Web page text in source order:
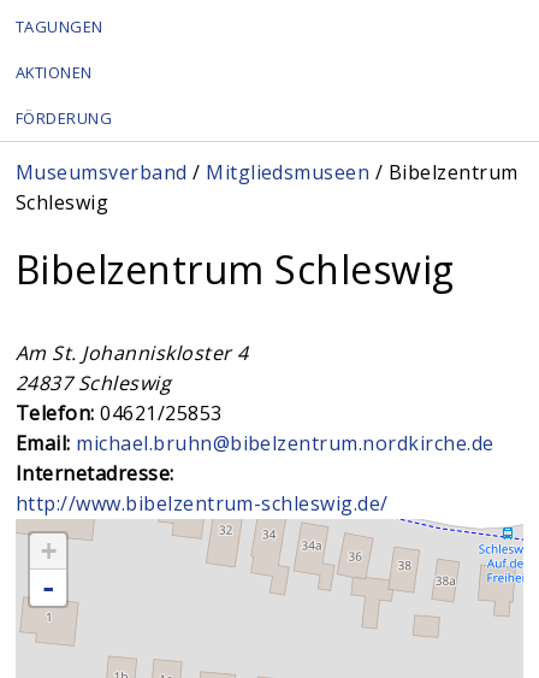
TAGUNGEN
AKTIONEN
FÖRDERUNG
Sie sind hier
Museumsverband / Mitgliedsmuseen / Bibelzentrum
Schleswig
Bibelzentrum Schleswig
Am St. Johanniskloster 4
24837 Schleswig
Telefon:04621/25853
Email: michael.bruhn@bibelzentrum.nordkirche.de
Internetadresse:
http://www.bibelzentrum-schleswig.de/
+
-